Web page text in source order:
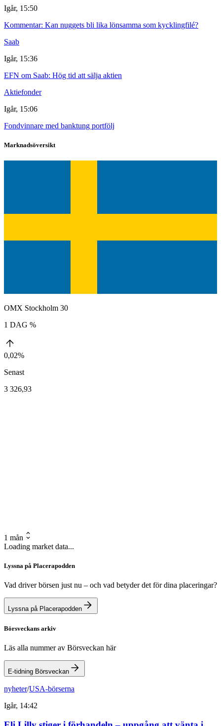
Igår, 15:50
Kommentar: Kan nuggets bli lika lönsamma som kycklingfilé?
Saab
Igår, 15:36
EFN om Saab: Hög tid att sälja aktien
Aktiefonder
Igår, 15:06
Fondvinnare med banktung portfölj
Marknadsöversikt
OMX Stockholm 30
1 DAG %
0,02%
Senast
3 326,93
1 mån
Loading market data...
Lyssna på Placerapodden
Vad driver börsen just nu – och vad betyder det för dina placeringar?
Lyssna på Placerapodden
Börsveckans arkiv
Läs alla nummer av Börsveckan här
E-tidning Börsveckan
nyheter/USA-börserna
Igår, 14:42